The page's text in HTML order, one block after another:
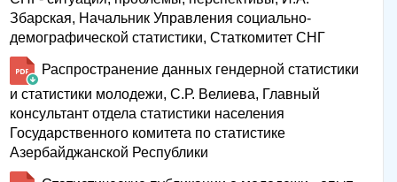
Збарская, Начальник Управления социально-
демографической статистики, Статкомитет СНГ
Распространение данных гендерной статистики
и статистики молодежи, С.Р. Велиева, Главный
консультант отдела статистики населения
Государственного комитета по статистике
Азербайджанской Республики